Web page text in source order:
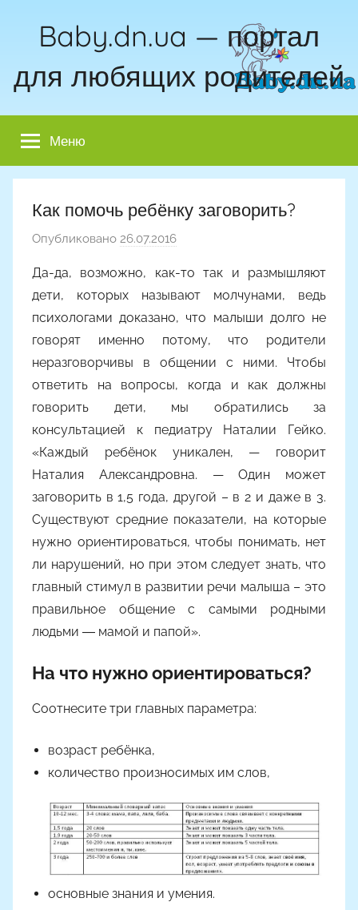
Baby.dn.ua — портал
для любящих родителей
Меню
Как помочь ребёнку заговорить?
Опубликовано 26.07.2016
о
р
о
м
a
n
i
Да-да, возможно, как-то так и размышляют
дети, которых называют молчунами, ведь
психологами доказано, что малыши долго не
говорят именно потому, что родители
неразговорчивы в общении с ними. Чтобы
ответить на вопросы, когда и как должны
говорить дети, мы обратились за
консультацией к педиатру Наталии Гейко.
«Каждый ребёнок уникален, — говорит
Наталия Александровна. — Один может
заговорить в 1,5 года, другой – в 2 и даже в 3.
Существуют средние показатели, на которые
нужно ориентироваться, чтобы понимать, нет
ли нарушений, но при этом следует знать, что
главный стимул в развитии речи малыша – это
правильное общение с самыми родными
людьми ― мамой и папой».
На что нужно ориентироваться?
Соотнесите три главных параметра:
возраст ребёнка,
количество произносимых им слов,
основные знания и умения.